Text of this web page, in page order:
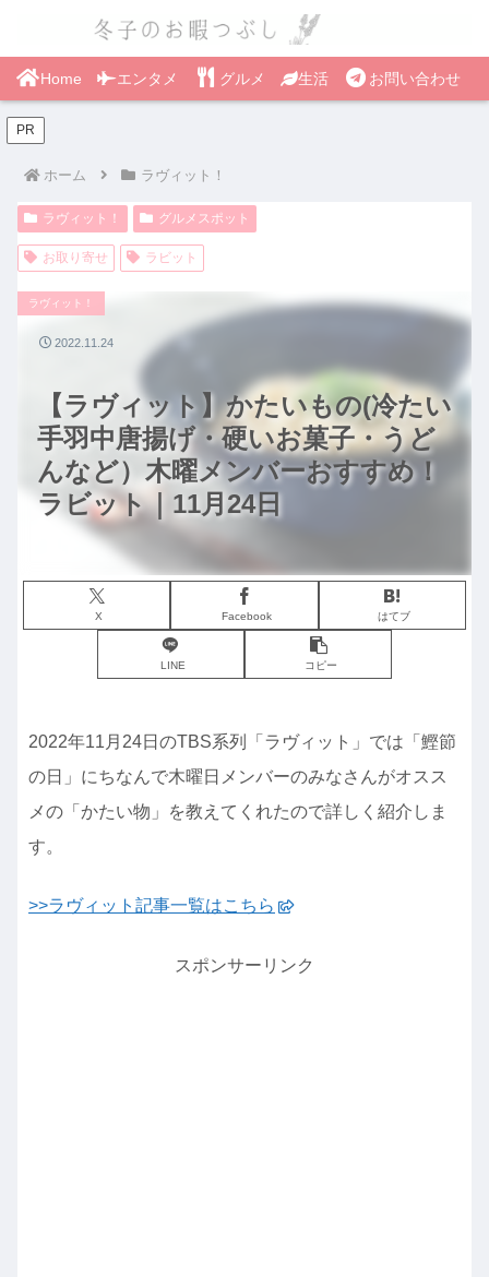
Home エンタメ グルメ 生活 お問い合わせ
PR
ホーム ラヴィット！
ラヴィット！ グルメスポット
お取り寄せ ラビット
【ラヴィット】かたいもの(冷たい
手羽中唐揚げ・硬いお菓子・うど
んなど）木曜メンバーおすすめ！
ラビット｜11月24日
ラヴィット！
X Facebook はてブ
LINE コピー
2022.11.24
2022年11月24日のTBS系列「ラヴィット」では「鰹節
の日」にちなんで木曜日メンバーのみなさんがオスス
メの「かたい物」を教えてくれたので詳しく紹介しま
す。
>>ラヴィット記事一覧はこちら
スポンサーリンク